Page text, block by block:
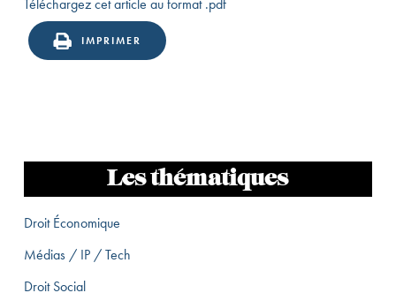
Téléchargez cet article au format .pdf
IMPRIMER
Les thématiques
Droit Économique
Médias / IP / Tech
Droit Social